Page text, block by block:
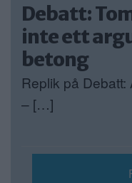
Debatt:
inte ett
betong
Replik på
– […]